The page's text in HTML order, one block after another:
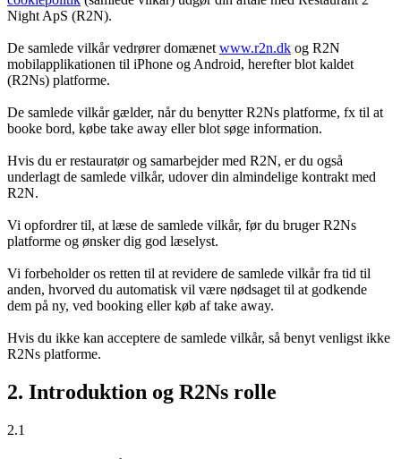
Night ApS (R2N).
De samlede vilkår vedrører domænet www.r2n.dk og R2N
mobilapplikationen til iPhone og Android, herefter blot kaldet
(R2Ns) platforme.
De samlede vilkår gælder, når du benytter R2Ns platforme, fx til at
booke bord, købe take away eller blot søge information.
Hvis du er restauratør og samarbejder med R2N, er du også
underlagt de samlede vilkår, udover din almindelige kontrakt med
R2N.
Vi opfordrer til, at læse de samlede vilkår, før du bruger R2Ns
platforme og ønsker dig god læselyst.
Vi forbeholder os retten til at revidere de samlede vilkår fra tid til
anden, hvorved du automatisk vil være nødsaget til at godkende
dem på ny, ved booking eller køb af take away.
Hvis du ikke kan acceptere de samlede vilkår, så benyt venligst ikke
R2Ns platforme.
2. Introduktion og R2Ns rolle
2.1